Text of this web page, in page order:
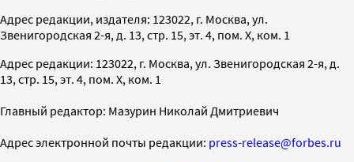
Адрес редакции, издателя: 123022, г. Москва, ул.
Звенигородская 2-я, д. 13, стр. 15, эт. 4, пом. X, ком. 1
Адрес редакции: 123022, г. Москва, ул. Звенигородская 2-я, д.
13, стр. 15, эт. 4, пом. X, ком. 1
Главный редактор: Мазурин Николай Дмитриевич
Адрес электронной почты редакции: press-release@forbes.ru